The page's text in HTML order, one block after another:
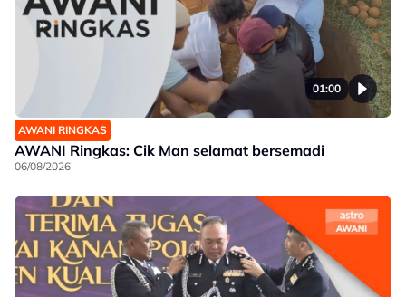
01:00
AWANI RINGKAS
AWANI Ringkas: Cik Man selamat bersemadi
06/08/2026